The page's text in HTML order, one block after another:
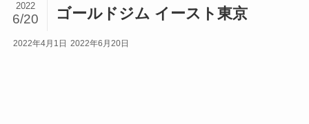
ゴールドジム イースト東京
2022
6/20
2022年4月1日 2022年6月20日